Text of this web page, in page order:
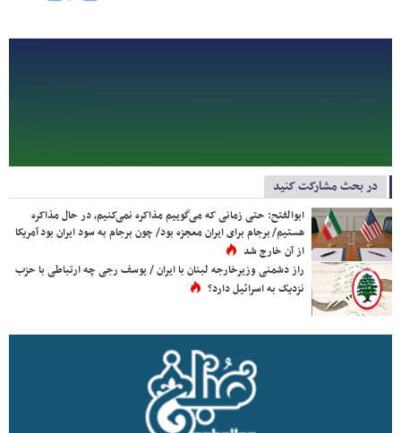
در بحث مشارکت کنید
ابوالفتح: حتی زمانی که می‌گوییم مذاکره نمی‌کنیم، در حال مذاکره
هستیم/ برجام برای ایران معجزه بود/ چون برجام به سود ایران بود آمریکا
از آن خارج شد
راز دشمنی وزیرخارجه لبنان با ایران / یوسف رجی چه ارتباطی با حزب
نزدیک به اسرائیل دارد؟